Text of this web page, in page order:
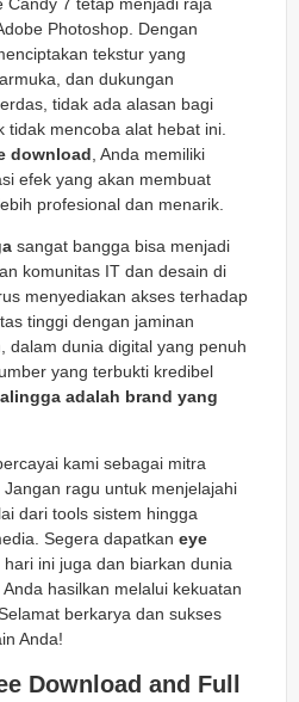
Photoshop. Dengan
tekstur yang
dan dukungan
tidak ada alasan bagi
mencoba alat hebat ini.
download , Anda memiliki
efek yang akan membuat
profesional dan menarik.
sangat bangga bisa menjadi
komunitas IT dan desain di
menyediakan akses terhadap
tinggi dengan jaminan
dalam dunia digital yang penuh
yang terbukti kredibel
adalah brand yang
kami sebagai mitra
ragu untuk menjelajahi
dari tools sistem hingga
Segera dapatkan eye
hari ini juga dan biarkan dunia
hasilkan melalui kekuatan
berkarya dan sukses
Anda!
Download and Full